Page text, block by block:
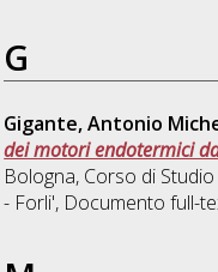
G
Gigante, Antonio
dei motori endotermici
Bologna, Corso di Studio
- Forli', Documento full-